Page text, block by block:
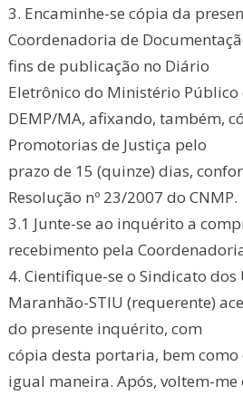
3. Encaminhe-se cópia da
Coordenadoria de
fins de publicação no Diário
Eletrônico do Ministério Público
DEMP/MA, afixando, também,
Promotorias de Justiça pelo
prazo de 15 (quinze) dias,
Resolução nº 23/2007 do CNMP.
3.1 Junte-se ao inquérito a
recebimento pela
4. Cientifique-se o Sindicato
Maranhão-STIU (requerente)
do presente inquérito, com
cópia desta portaria, bem como
igual maneira. Após, voltem-me